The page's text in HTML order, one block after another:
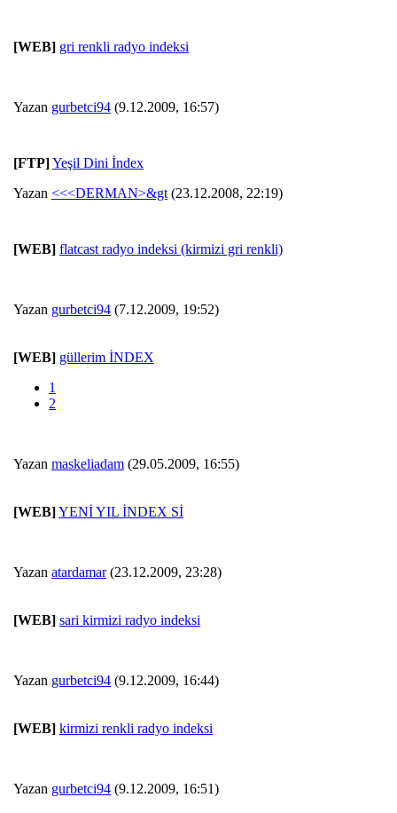
[WEB] gri renkli radyo indeksi
Yazan gurbetci94 (9.12.2009, 16:57)
[FTP]Yeşil Dini İndex
Yazan <<<DERMAN>&gt (23.12.2008, 22:19)
[WEB] flatcast radyo indeksi (kirmizi gri renkli)
Yazan gurbetci94 (7.12.2009, 19:52)
[WEB] güllerim İNDEX
1
2
Yazan maskeliadam (29.05.2009, 16:55)
[WEB]YENİ YIL İNDEX Sİ
Yazan atardamar(23.12.2009, 23:28)
[WEB] sari kirmizi radyo indeksi
Yazan gurbetci94 (9.12.2009, 16:44)
[WEB] kirmizi renkli radyo indeksi
Yazan gurbetci94 (9.12.2009, 16:51)